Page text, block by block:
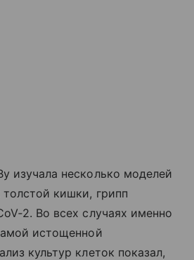
изучала несколько моделей
кишки, грипп
Во всех случаях именно
истощенной
культур клеток показал,